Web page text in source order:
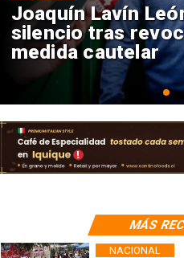
Chile y
reinicio de
consulares
NACIONAL
MÁS